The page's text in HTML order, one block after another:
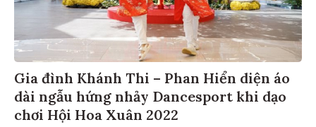
Gia đình Khánh Thi – Phan Hiển diện áo
dài ngẫu hứng nhảy Dancesport khi dạo
chơi Hội Hoa Xuân 2022